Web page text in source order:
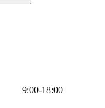
9:00-18:00